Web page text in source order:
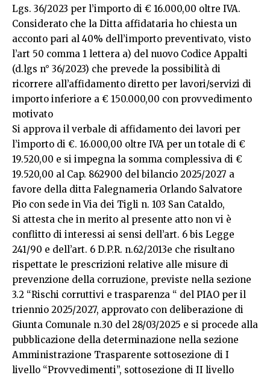
Lgs. 36/2023 per l’importo di € 16.000,00 oltre IVA.
Considerato che la Ditta affidataria ho chiesta un
acconto pari al 40% dell’importo preventivato, visto
l’art 50 comma 1 lettera a) del nuovo Codice Appalti
(d.lgs n° 36/2023) che prevede la possibilità di
ricorrere all’affidamento diretto per lavori/servizi di
importo inferiore a € 150.000,00 con provvedimento
motivato
Si approva il verbale di affidamento dei lavori per
l’importo di €. 16.000,00 oltre IVA per un totale di €
19.520,00 e si impegna la somma complessiva di €
19.520,00 al Cap. 862900 del bilancio 2025/2027 a
favore della ditta Falegnameria Orlando Salvatore
Pio con sede in Via dei Tigli n. 103 San Cataldo,
Si attesta che in merito al presente atto non vi è
conflitto di interessi ai sensi dell’art. 6 bis Legge
241/90 e dell’art. 6 D.P.R. n.62/2013e che risultano
rispettate le prescrizioni relative alle misure di
prevenzione della corruzione, previste nella sezione
3.2 “Rischi corruttivi e trasparenza “ del PIAO per il
triennio 2025/2027, approvato con deliberazione di
Giunta Comunale n.30 del 28/03/2025 e si procede alla
pubblicazione della determinazione nella sezione
Amministrazione Trasparente sottosezione di I
livello “Provvedimenti”, sottosezione di II livello